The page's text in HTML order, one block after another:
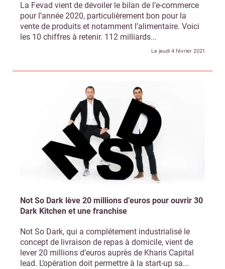
La Fevad vient de dévoiler le bilan de l’e-commerce
pour l’année 2020, particulièrement bon pour la
vente de produits et notamment l’alimentaire. Voici
les 10 chiffres à retenir. 112 milliards...
Le jeudi 4 février 2021
Not So Dark lève 20 millions d’euros pour ouvrir 30
Dark Kitchen et une franchise
Not So Dark, qui a complétement industrialisé le
concept de livraison de repas à domicile, vient de
lever 20 millions d’euros auprès de Kharis Capital
lead. L’opération doit permettre à la start-up sa...